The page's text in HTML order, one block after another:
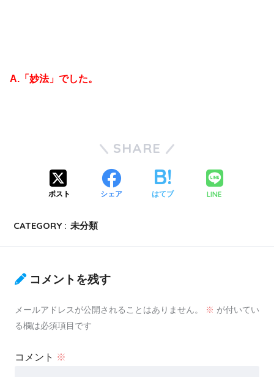
A.「妙法」でした。
SHARE
ポスト シェア はてブ LINE
CATEGORY : 未分類
コメントを残す
メールアドレスが公開されることはありません。 ※ が付いてい
る欄は必須項目です
コメント ※